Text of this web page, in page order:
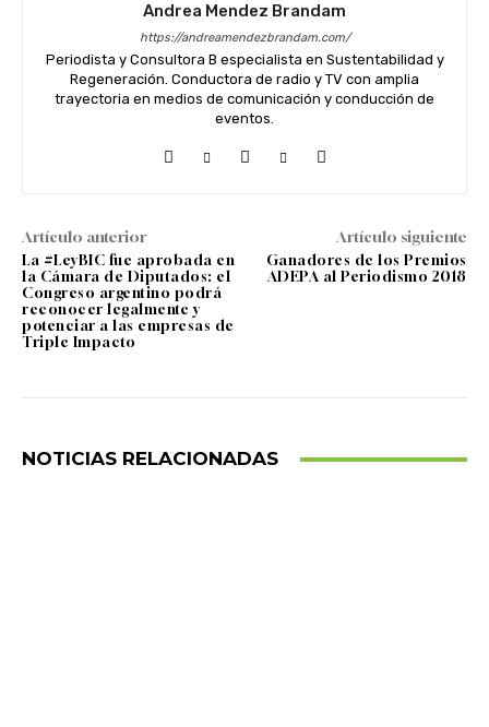
Andrea Mendez Brandam
https://andreamendezbrandam.com/
Periodista y Consultora B especialista en Sustentabilidad y
Regeneración. Conductora de radio y TV con amplia
trayectoria en medios de comunicación y conducción de
eventos.
Artículo anterior
La #LeyBIC fue aprobada en
la Cámara de Diputados: el
Congreso argentino podrá
reconocer legalmente y
potenciar a las empresas de
Triple Impacto
Artículo siguiente
Ganadores de los Premios
ADEPA al Periodismo 2018
NOTICIAS RELACIONADAS